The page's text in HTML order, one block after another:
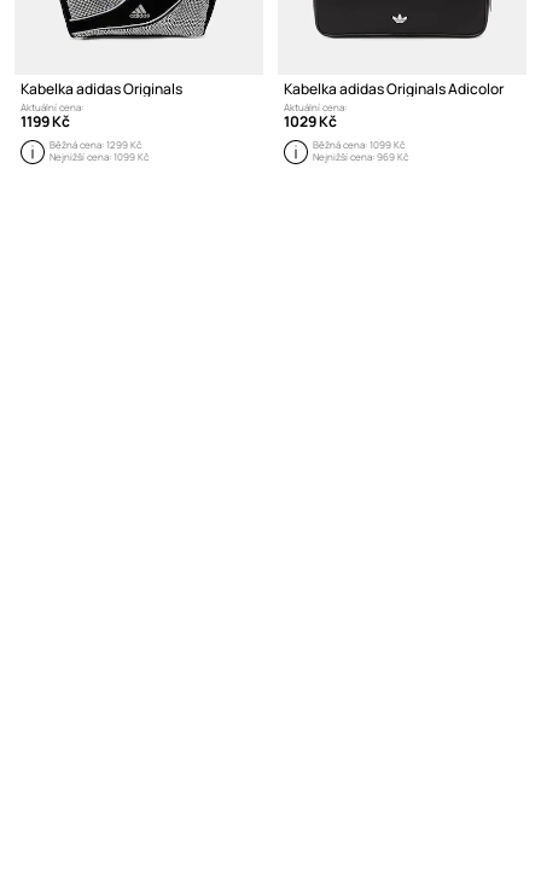
Kabelka adidas Originals
Aktuální cena:
1199 Kč
Běžná cena:1299 Kč
Nejnižší cena:1099 Kč
Kabelka adidas Originals Adicolor
Aktuální cena:
1029 Kč
Běžná cena:1099 Kč
Nejnižší cena:969 Kč